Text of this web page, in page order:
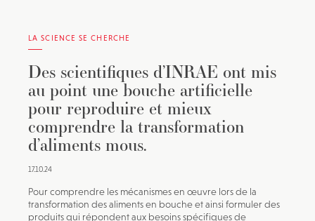
LA SCIENCE SE CHERCHE
Des scientifiques d’INRAE ont mis
au point une bouche artificielle
pour reproduire et mieux
comprendre la transformation
d’aliments mous.
17.10.24
Pour comprendre les mécanismes en œuvre lors de la
transformation des aliments en bouche et ainsi formuler des
produits qui répondent aux besoins spécifiques de